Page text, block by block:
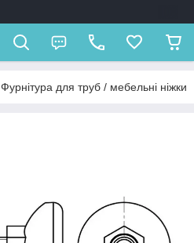
Фурнітура для труб / мебельні ніжки